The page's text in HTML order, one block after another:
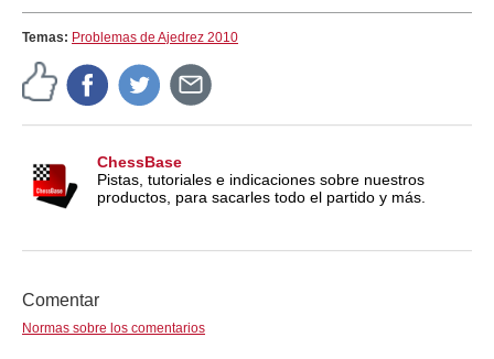
Temas: Problemas de Ajedrez 2010
ChessBase
Pistas, tutoriales e indicaciones sobre nuestros
productos, para sacarles todo el partido y más.
Comentar
Normas sobre los comentarios